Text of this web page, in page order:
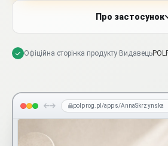
Про застосунок
Офіційна сторінка продукту· Видавець
polprog.pl/apps/AnnaSkrzynska